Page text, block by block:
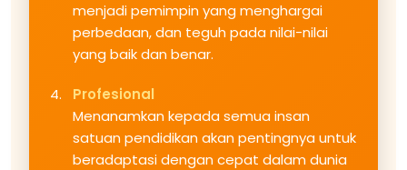
menjadi pemimpin yang menghargai
perbedaan, dan teguh pada nilai-nilai
yang baik dan benar.
Profesional
Menanamkan kepada semua insan
satuan pendidikan akan pentingnya untuk
beradaptasi dengan cepat dalam dunia